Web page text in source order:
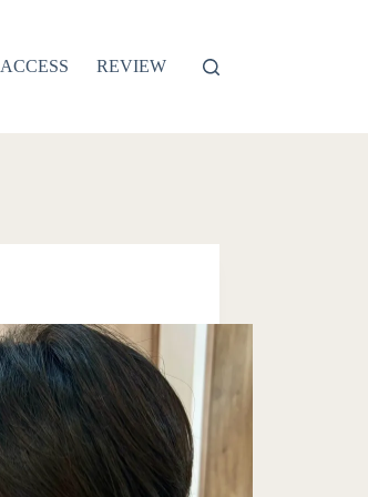
ACCESS REVIEW